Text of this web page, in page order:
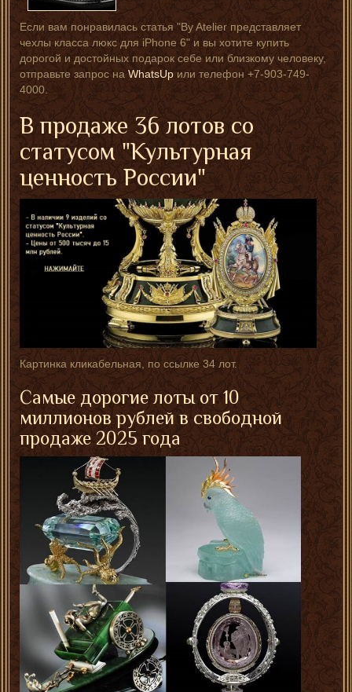
Если вам понравилась статья "By Atelier представляет
чехлы класса люкс для iPhone 6" и вы хотите купить
дорогой и достойных подарок себе или близкому человеку,
отправьте запрос наWhatsUpили телефон +7-903-749-
4000.
В продаже 36 лотов со
статусом "Культурная
ценность России"
Картинка кликабельная, по ссылке 34 лот.
Самые дорогие лоты от 10
миллионов рублей в свободной
продаже 2025 года